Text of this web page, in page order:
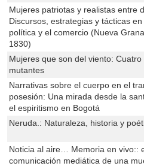
Mujeres patriotas y realistas entre
Discursos, estrategias y tácticas
política y el comercio (Nueva
1830)
Mujeres que son del viento: Cuatro
mutantes
Narrativas sobre el cuerpo en el
posesión: Una mirada desde la
el espiritismo en Bogotá
Neruda.: Naturaleza, historia y
Noticia al aire… Memoria en vivo::
comunicación mediática de una